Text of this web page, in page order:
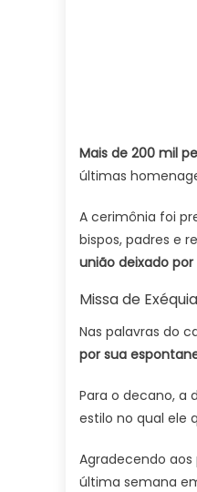
Mais de 200 mil
últimas
A cerimônia foi
bispos, padres e
união deixado por
Missa de
Nas palavras do
por sua
Para o decano, a
estilo no qual ele
Agradecendo
última semana